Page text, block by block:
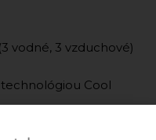
vodné, 3 vzduchové)
Cool